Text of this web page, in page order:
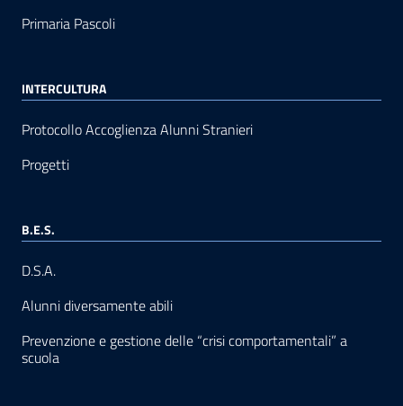
Primaria Pascoli
INTERCULTURA
Protocollo Accoglienza Alunni Stranieri
Progetti
B.E.S.
D.S.A.
Alunni diversamente abili
Prevenzione e gestione delle “crisi comportamentali” a
scuola